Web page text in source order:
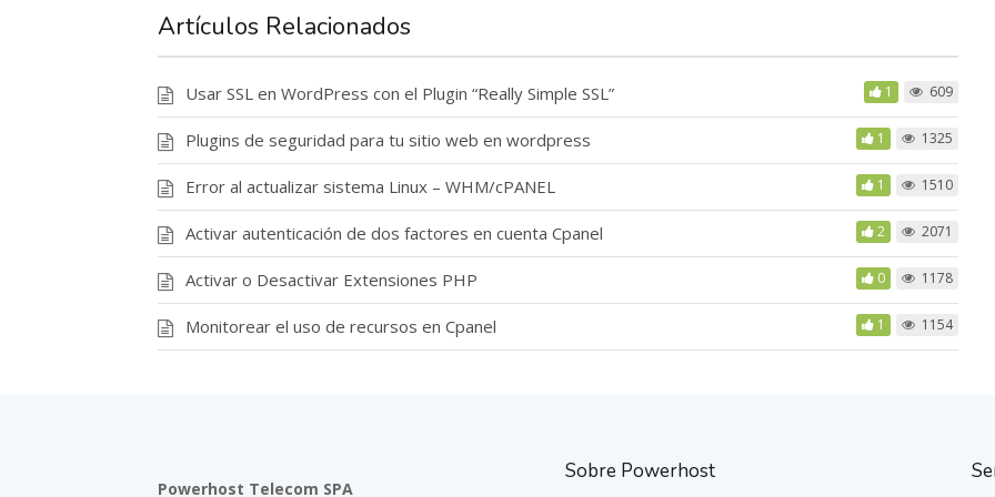
Artículos Relacionados
Usar SSL en WordPress con el Plugin “Really Simple SSL” 1 609
Plugins de seguridad para tu sitio web en wordpress 1 1325
Error al actualizar sistema Linux – WHM/cPANEL 1 1510
Activar autenticación de dos factores en cuenta Cpanel 2 2071
Activar o Desactivar Extensiones PHP 0 1178
Monitorear el uso de recursos en Cpanel 1 1154
Powerhost Telecom SPA
Sobre Powerhost